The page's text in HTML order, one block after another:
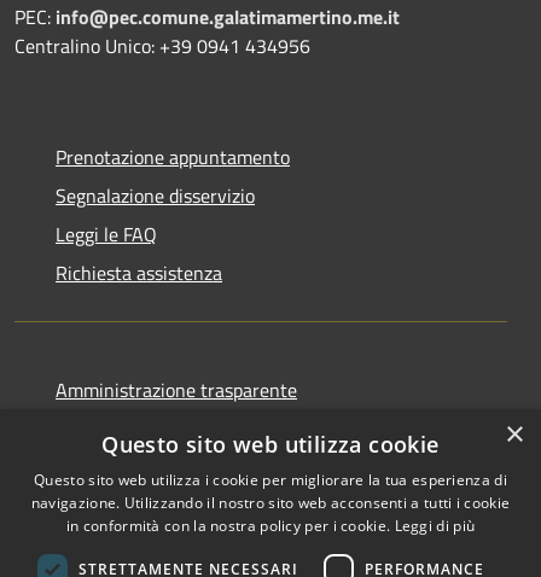
PEC: info@pec.comune.galatimamertino.me.it
Centralino Unico: +39 0941 434956
Prenotazione appuntamento
Segnalazione disservizio
Leggi le FAQ
Richiesta assistenza
Amministrazione trasparente
Dichiarazione di accessibilità
×
Questo sito web utilizza cookie
Questo sito web utilizza i cookie per migliorare la tua esperienza di
navigazione. Utilizzando il nostro sito web acconsenti a tutti i cookie
in conformità con la nostra policy per i cookie. Leggi di più
STRETTAMENTE NECESSARI PERFORMANCE